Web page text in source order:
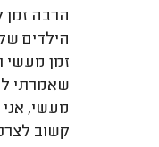
הרבה זמן
הילדים
זמן מעשי
שאמרתי
מעשי,
קשוב